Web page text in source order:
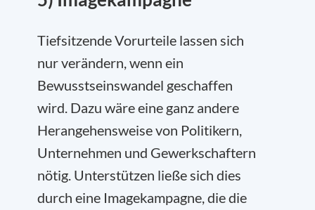
Tiefsitzende Vorurteile lassen sich
nur verändern, wenn ein
Bewusstseinswandel geschaffen
wird. Dazu wäre eine ganz andere
Herangehensweise von Politikern,
Unternehmen und Gewerkschaftern
nötig. Unterstützen ließe sich dies
durch eine Imagekampagne, die die